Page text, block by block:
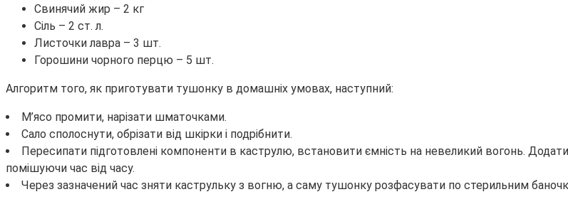
Свинячий жир – 2 кг
Сіль – 2 ст. л.
Листочки лавра – 3 шт.
Горошини чорного перцю – 5 шт.
Алгоритм того, як приготувати тушонку в домашніх умовах, наступний:
М’ясо промити, нарізати шматочками.
Сало сполоснути, обрізати від шкірки і подрібнити.
Пересипати підготовлені компоненти в каструлю, встановити ємність на невеликий вогонь.
помішуючи час від часу.
Через зазначений час зняти каструльку з вогню, а саму тушонку розфасувати по стерильним